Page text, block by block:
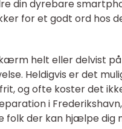
din dyrebare
for et godt ord hos
helt eller delvist
Heldigvis er det
og ofte koster det
i
folk der kan hjælpe dig